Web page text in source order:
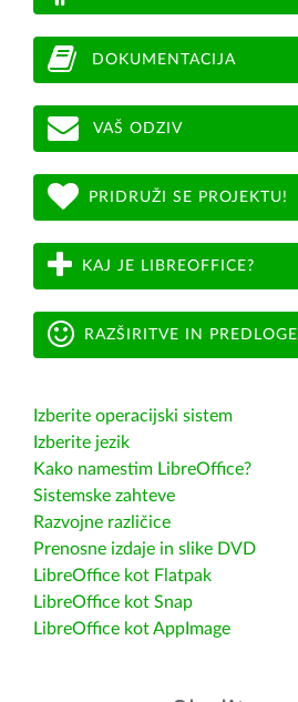
DOKUMENTACIJA
VAŠ ODZIV
PRIDRUŽI SE PROJEKTU!
KAJ JE LIBREOFFICE?
RAZŠIRITVE IN PREDLOGE
Izberite operacijski sistem
Izberite jezik
Kako namestim LibreOffice?
Sistemske zahteve
Razvojne različice
Prenosne izdaje in slike DVD
LibreOffice kot Flatpak
LibreOffice kot Snap
LibreOffice kot AppImage